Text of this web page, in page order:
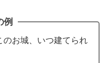
例
のお城、いつ建てられ